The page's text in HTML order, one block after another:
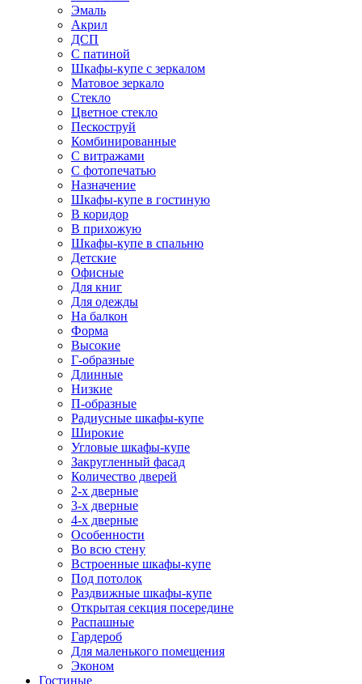
Эмаль
Акрил
ДСП
С патиной
Шкафы-купе с зеркалом
Матовое зеркало
Стекло
Цветное стекло
Пескоструй
Комбинированные
С витражами
С фотопечатью
Назначение
Шкафы-купе в гостиную
В коридор
В прихожую
Шкафы-купе в спальню
Детские
Офисные
Для книг
Для одежды
На балкон
Форма
Высокие
Г-образные
Длинные
Низкие
П-образные
Радиусные шкафы-купе
Широкие
Угловые шкафы-купе
Закругленный фасад
Количество дверей
2-х дверные
3-х дверные
4-х дверные
Особенности
Во всю стену
Встроенные шкафы-купе
Под потолок
Раздвижные шкафы-купе
Открытая секция посередине
Распашные
Гардероб
Для маленького помещения
Эконом
Гостиные